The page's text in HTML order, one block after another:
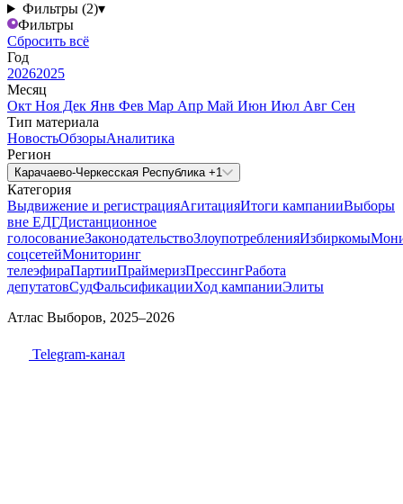
Фильтры (2)▾
Фильтры
Сбросить всё
Год
20262025
Месяц
Окт Ноя Дек Янв Фев Мар Апр Май Июн Июл Авг Сен
Тип материала
НовостьОбзорыАналитика
Регион
Карачаево-Черкесская Республика +1
Категория
Выдвижение и регистрацияАгитацияИтоги кампанииВыборы
вне ЕДГДистанционное
голосованиеЗаконодательствоЗлоупотребленияИзбиркомы
соцсетейМониторинг
телеэфираПартииПраймеризПрессингРабота
депутатовСудФальсификацииХод кампанииЭлиты
Атлас Выборов, 2025–2026
Telegram-канал